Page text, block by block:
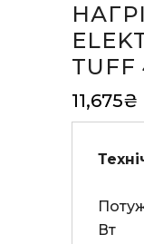
TUFF
11,675₴
Вт